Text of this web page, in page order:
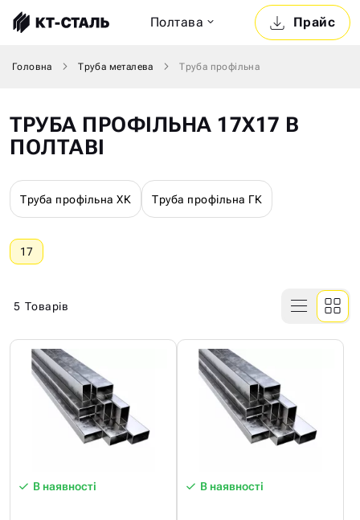
Прайс
Полтава
Головна Труба металева Труба профільна
ТРУБА ПРОФІЛЬНА 17Х17 В
ПОЛТАВІ
Труба профільна ХК Труба профільна ГК
17
5 Товарів
В наявності В наявності